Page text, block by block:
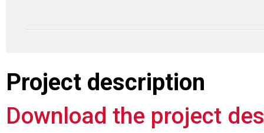
Project description
Download the project